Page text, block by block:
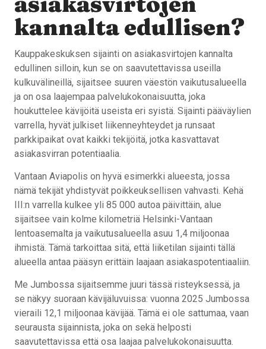
kannalta edullisen?
Kauppakeskuksen sijainti on asiakasvirtojen kannalta
edullinen silloin, kun se on saavutettavissa useilla
kulkuvälineillä, sijaitsee suuren väestön vaikutusalueella
ja on osa laajempaa palvelukokonaisuutta, joka
houkuttelee kävijöitä useista eri syistä. Sijainti pääväylien
varrella, hyvät julkiset liikenneyhteydet ja runsaat
parkkipaikat ovat kaikki tekijöitä, jotka kasvattavat
asiakasvirran potentiaalia.
Vantaan Aviapolis on hyvä esimerkki alueesta, jossa
nämä tekijät yhdistyvät poikkeuksellisen vahvasti. Kehä
III:n varrella kulkee yli 85 000 autoa päivittäin, alue
sijaitsee vain kolme kilometriä Helsinki-Vantaan
lentoasemalta ja vaikutusalueella asuu 1,4 miljoonaa
ihmistä. Tämä tarkoittaa sitä, että liiketilan sijainti tällä
alueella antaa pääsyn erittäin laajaan asiakaspotentiaaliin.
Me Jumbossa sijaitsemme juuri tässä risteyksessä, ja
se näkyy suoraan kävijäluvuissa: vuonna 2025 Jumbossa
vieraili 12,1 miljoonaa kävijää. Tämä ei ole sattumaa, vaan
seurausta sijainnista, joka on sekä helposti
saavutettavissa että osa laajaa palvelukokonaisuutta.